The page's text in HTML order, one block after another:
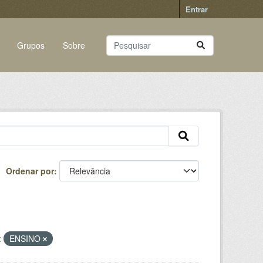
Entrar
Grupos Sobre
Ordenar por
ENSINO